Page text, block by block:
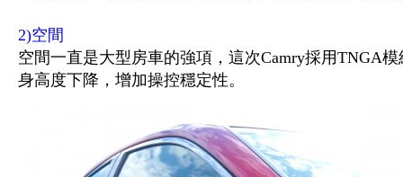
2)空間
空間一直是大型房車的強項，這次Camry採用TNGA
身高度下降，增加操控穩定性。